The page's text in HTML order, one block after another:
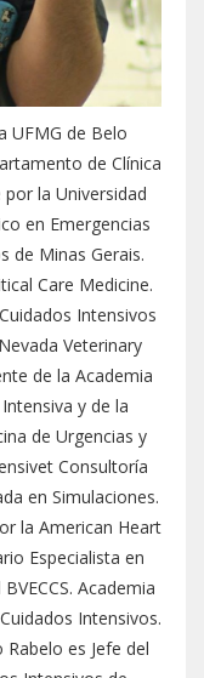
UFMG de Belo
de Clínica
la Universidad
en Emergencias
de Minas Gerais.
Care Medicine.
Intensivos
Veterinary
de la Academia
y de la
de Urgencias y
Consultoría
en Simulaciones.
la American Heart
Especialista en
Academia
Intensivos.
es Jefe del